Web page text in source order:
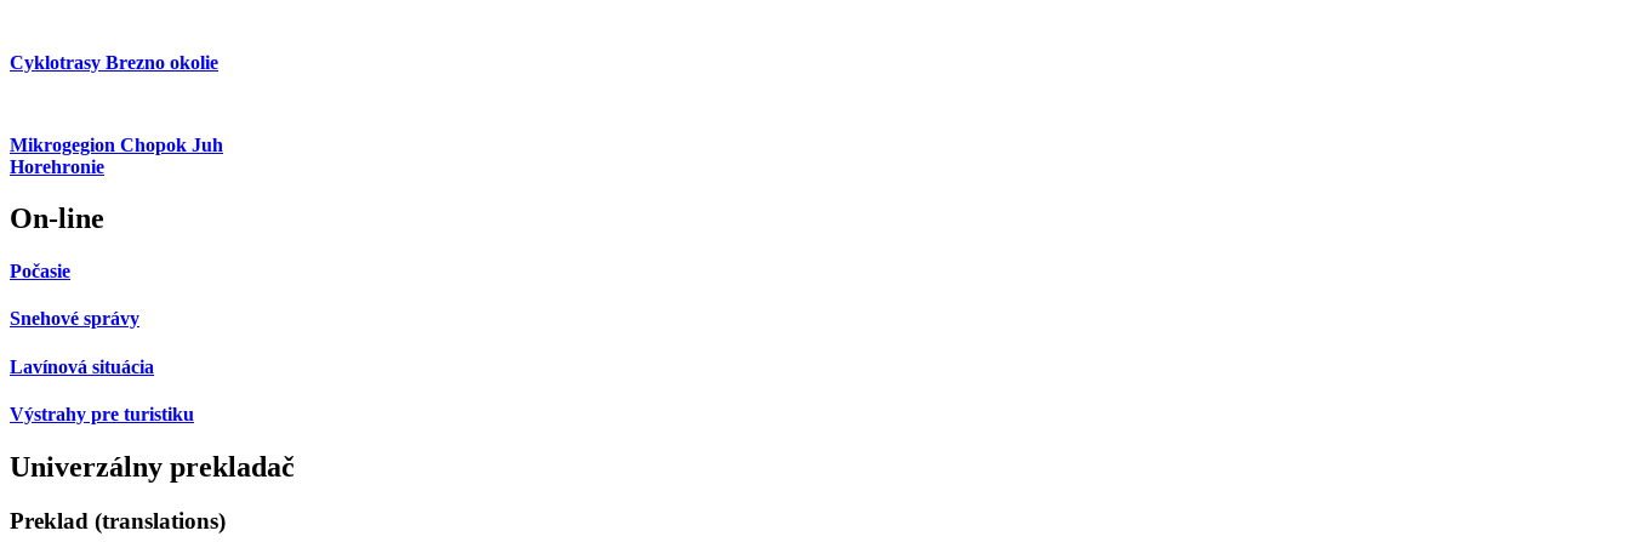
Cyklotrasy Brezno okolie
Mikrogegion Chopok Juh
Horehronie
On-line
Počasie
Snehové správy
Lavínová situácia
Výstrahy pre turistiku
Univerzálny prekladač
Preklad (translations)